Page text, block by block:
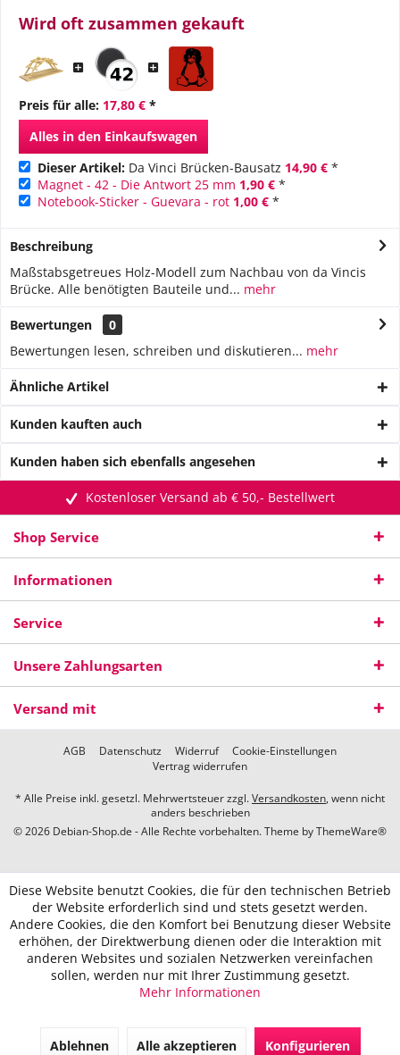
Wird oft zusammen gekauft
Preis für alle: 17,80 € *
Alles in den Einkaufswagen
Dieser Artikel: Da Vinci Brücken-Bausatz 14,90 € *
Magnet - 42 - Die Antwort 25 mm 1,90 € *
Notebook-Sticker - Guevara - rot 1,00 € *
Beschreibung
Maßstabsgetreues Holz-Modell zum Nachbau von da Vincis
Brücke. Alle benötigten Bauteile und... mehr
Bewertungen
0
Bewertungen lesen, schreiben und diskutieren... mehr
Ähnliche Artikel
Kunden kauften auch
Kunden haben sich ebenfalls angesehen
Kostenloser Versand ab € 50,- Bestellwert
Shop Service
Informationen
Service
Unsere Zahlungsarten
Versand mit
AGB Datenschutz Widerruf
Cookie-Einstellungen
Vertrag widerrufen
* Alle Preise inkl. gesetzl. Mehrwertsteuer zzgl.Versandkosten, wenn nicht
anders beschrieben
© 2026 Debian-Shop.de - Alle Rechte vorbehalten. Theme byThemeWare®
Diese Website benutzt Cookies, die für den technischen Betrieb
der Website erforderlich sind und stets gesetzt werden.
Andere Cookies, die den Komfort bei Benutzung dieser Website
erhöhen, der Direktwerbung dienen oder die Interaktion mit
anderen Websites und sozialen Netzwerken vereinfachen
sollen, werden nur mit Ihrer Zustimmung gesetzt.
Mehr Informationen
Ablehnen Alle akzeptieren Konfigurieren